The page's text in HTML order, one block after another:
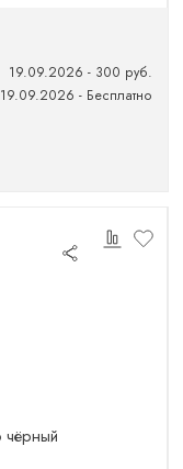
19.09.2026 - 300 руб.
19.09.2026 - Бесплатно
чёрный